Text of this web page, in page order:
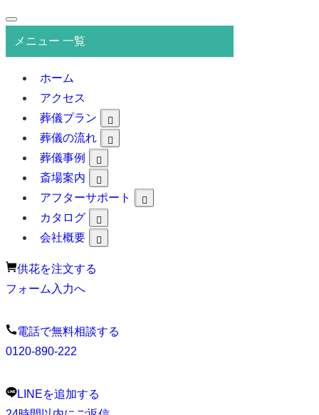
メニュー 一覧
ホーム
アクセス
葬儀プラン
葬儀の流れ
葬儀事例
斎場案内
アフターサポート
カタログ
会社概要
供花を注文する
フォーム入力へ
電話で無料相談する
0120-890-222
LINEを追加する